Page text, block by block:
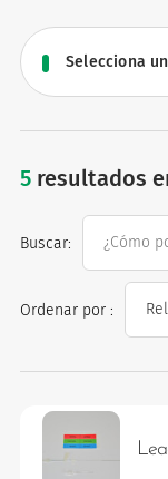
5resultados
Ordenar por :
Buscar: